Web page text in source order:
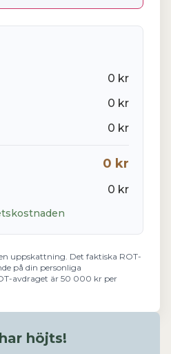
0 kr
0 kr
0 kr
0 kr
0 kr
uppskattning. Det faktiska ROT-
på din personliga
avdraget är 50 000 kr per
höjts!